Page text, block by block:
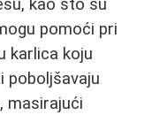
kao što su
pomoći pri
karlica koju
poboljšavaju
masirajući